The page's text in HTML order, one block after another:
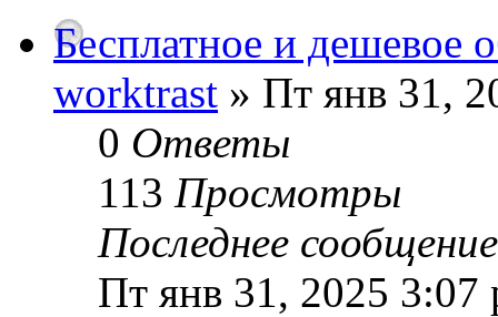
Бесплатное и дешевое
worktrast » Пт янв 31,
0 Ответы
113 Просмотры
Последнее
Пт янв 31, 2025 3:07